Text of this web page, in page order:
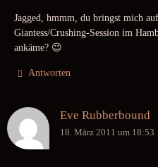
Jagged, hmmm, du bringst mich
Giantess/Crushing-Session im
ankäme? 😉
Antworten
Eve Rubberbound
18. März 2011 um 18:53